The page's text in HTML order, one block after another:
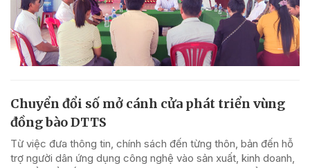
Chuyển đổi số mở cánh cửa phát triển vùng
đồng bào DTTS
Từ việc đưa thông tin, chính sách đến từng thôn, bản đến hỗ
trợ người dân ứng dụng công nghệ vào sản xuất, kinh doanh,